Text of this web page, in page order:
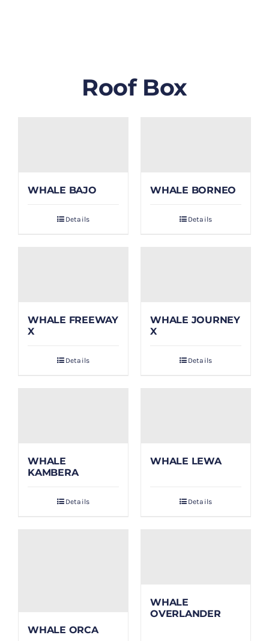
PAYMENT
Roof Box
WHALE BAJO
Details
WHALE BORNEO
Details
WHALE FREEWAY
X
Details
WHALE JOURNEY
X
Details
WHALE
KAMBERA
Details
WHALE LEWA
Details
WHALE ORCA
WHALE
OVERLANDER